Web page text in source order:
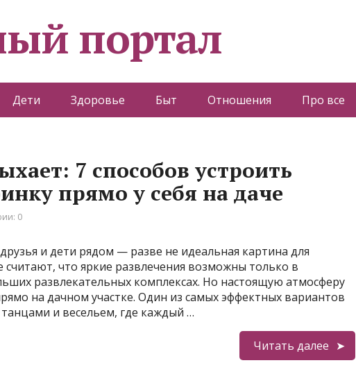
портал
Дети Здоровье Быт Отношения Про все
7 способов устроить
прямо у себя на даче
0
и дети рядом — разве не идеальная картина для
что яркие развлечения возможны только в
развлекательных комплексах. Но настоящую атмосферу
на дачном участке. Один из самых эффектных вариантов
и весельем, где каждый …
Читать далее